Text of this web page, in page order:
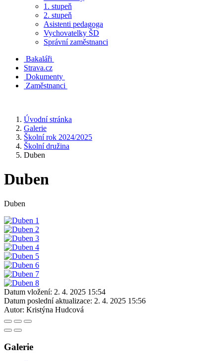
1. stupeň
2. stupeň
Asistenti pedagoga
Vychovatelky ŠD
Správní zaměstnanci
Bakaláři
Strava.cz
Dokumenty
Zaměstnanci
Úvodní stránka
Galerie
Školní rok 2024/2025
Školní družina
Duben
Duben
Duben
Datum vložení: 2. 4. 2025 15:54
Datum poslední aktualizace: 2. 4. 2025 15:56
Autor: Kristýna Hudcová
Galerie